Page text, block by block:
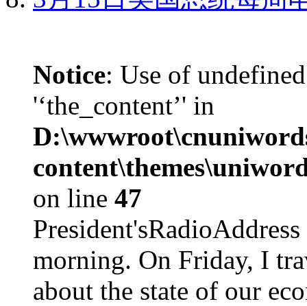
Notice: Use of
'‘the_content’' in
on line 47
morning. On Friday, I
about the state of our